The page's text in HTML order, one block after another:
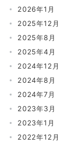
2026年1月
2025年12月
2025年8月
2025年4月
2024年12月
2024年8月
2024年7月
2023年3月
2023年1月
2022年12月